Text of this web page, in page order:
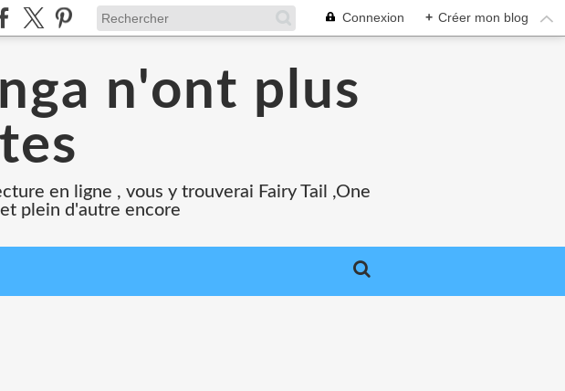
Connexion + Créer mon blog
n'ont plus
en ligne , vous y trouverai Fairy Tail ,One
plein d'autre encore